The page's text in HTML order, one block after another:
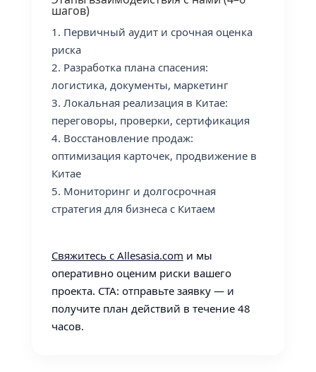
шагов)
Первичный аудит и срочная оценка
риска
Разработка плана спасения:
логистика, документы, маркетинг
Локальная реализация в Китае:
переговоры, проверки, сертификация
Восстановление продаж:
оптимизация карточек, продвижение в
Китае
Мониторинг и долгосрочная
стратегия для бизнеса с Китаем
Свяжитесь с Allesasia.com и мы
оперативно оценим риски вашего
проекта. CTA: отправьте заявку — и
получите план действий в течение 48
часов.